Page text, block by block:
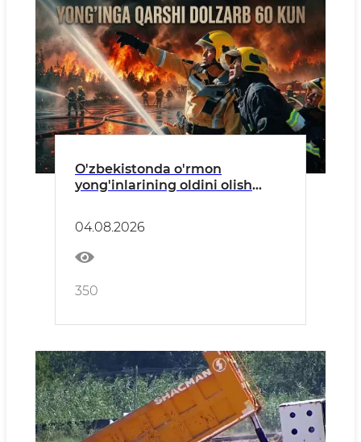
O'zbekistonda o'rmon
yong'inlarining oldini olish
04.08.2026
350